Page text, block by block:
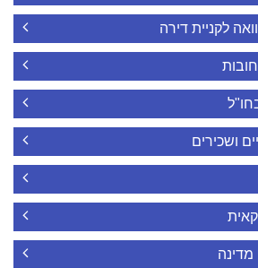
לקניית דירה
ושכירים
מדינה